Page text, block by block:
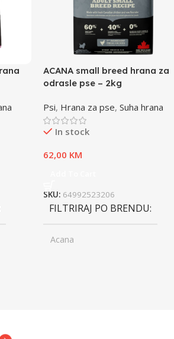
ACANA small breed hrana za
odrasle pse – 2kg
Psi, Hrana za pse,Suha hrana
In stock
62,00 KM
SKU: 64992523206
FILTRIRAJ PO BRENDU
Acana